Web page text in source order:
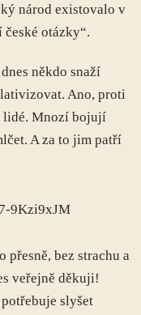
národ existovalo v
otázky“.
někdo snaží
Ano, proti
lidé. Mnozí bojují
A za to jim patří
9Kzi9xJM
přesně, bez strachu a
veřejně děkuji!
slyšet